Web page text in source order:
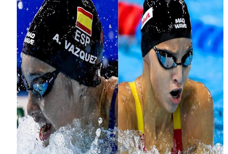
Tour de Francia masculino 2026 - Tadej Pogacar
Mundial de Fórmula 1 2026 - Lando Norris consigue
Campeonato de Europa de saltos 2026 (París,
Tour de Francia femenino 2026 - Etapa 6
Women's Pro Baseball League 2026